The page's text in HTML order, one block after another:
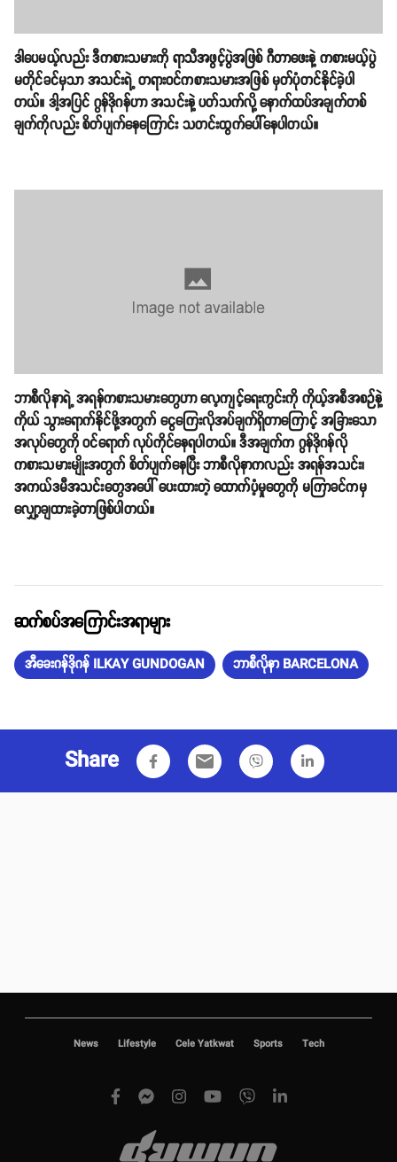
ဒါပေမယ့်လည်း ဒီကစားသမားကို ရာသီအဖွင့်ပွဲအဖြစ် ဂီတာဖေးနဲ့ ကစားမယ့်ပွဲ
မတိုင်ခင်မှသာ အသင်းရဲ့ တရားဝင်ကစားသမားအဖြစ် မှတ်ပုံတင်နိုင်ခဲ့ပါ
တယ်။ ဒါ့အပြင် ဂွန်ဒိုဂန်ဟာ အသင်းနဲ့ ပတ်သက်လို့ နောက်ထပ်အချက်တစ်
ချက်ကိုလည်း စိတ်ပျက်နေကြောင်း သတင်းထွက်ပေါ်နေပါတယ်။
ဘာစီလိုနာရဲ့ အရန်ကစားသမားတွေဟာ လေ့ကျင့်ရေးကွင်းကို ကိုယ့်အစီအစဉ်နဲ့
ကိုယ် သွားရောက်နိုင်ဖို့အတွက် ငွေကြေးလိုအပ်ချက်ရှိတာကြောင့် အခြားသော
အလုပ်တွေကို ဝင်ရောက် လုပ်ကိုင်နေရပါတယ်။ ဒီအချက်က ဂွန်ဒိုဂန်လို
ကစားသမားမျိုးအတွက် စိတ်ပျက်နေပြီး ဘာစီလိုနာကလည်း အရန်အသင်း၊
အကယ်ဒမီအသင်းတွေအပေါ် ပေးထားတဲ့ ထောက်ပံ့မှုတွေကို မကြာခင်ကမှ
လျှော့ချထားခဲ့တာဖြစ်ပါတယ်။
ဆက်စပ်အကြောင်းအရာများ
အီခေးဂန်ဒိုဂန် ILKAY GUNDOGAN ဘာစီလိုနာ BARCELONA
Share email
News Lifestyle Cele Yatkwat Sports Tech